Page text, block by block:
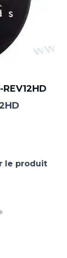
le produit